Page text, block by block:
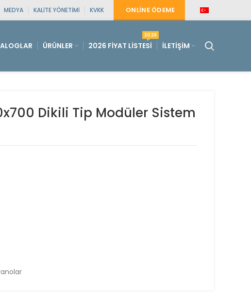
MEDYA KALITE YÖNETIMI KVKK ONLINE ÖDEME
ÜRÜNLER 2026 FIYAT LISTESI
2026
İLETIŞIM
Dikili Tip Modüler Sistem